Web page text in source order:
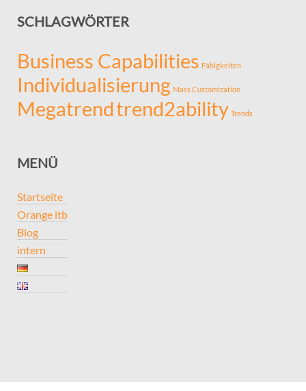
SCHLAGWÖRTER
Business Capabilities Fähigkeiten
Individualisierung Mass Customization
Megatrendtrend2ability Trends
MENÜ
Startseite
Orange itb
Blog
intern